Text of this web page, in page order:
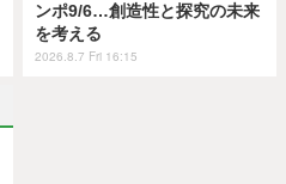
ンポ9/6…創造性と探究の未来
を考える
2026.8.7 Fri 16:15